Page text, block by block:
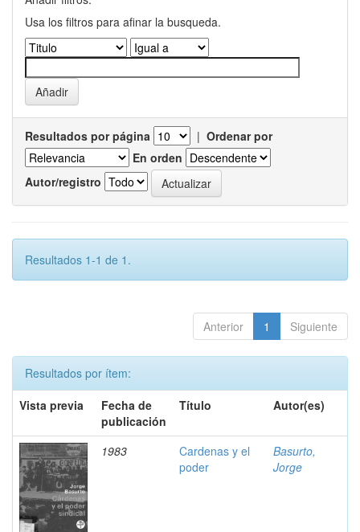
Usa los filtros para afinar la busqueda.
Resultados por página | Ordenar por
En orden
Autor/registro
Resultados 1-1 de 1.
Anterior 1 Siguiente
Resultados por ítem:
Vista previa
Fecha de
publicación
Título Autor(es)
1983
Cardenas y el
poder
Basurto,
Jorge